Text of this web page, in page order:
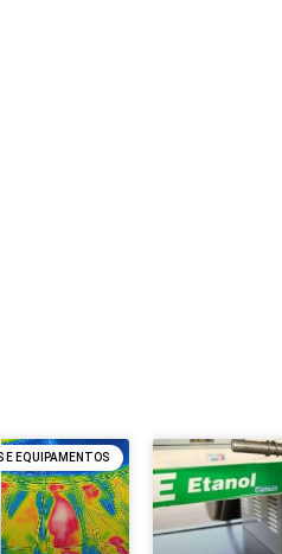
E EQUIPAMENTOS